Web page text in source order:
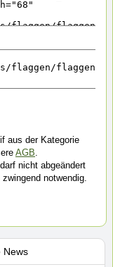
aus der Kategorie
AGB.
nicht abgeändert
notwendig.
News